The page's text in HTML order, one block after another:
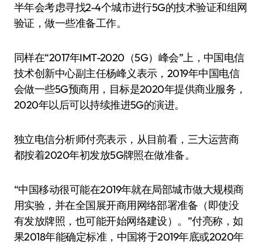
半年会考虑寻找2-4个城市进行5G的技术验证和组网
验证，做一些准备工作。
同样在“2017年IMT-2020（5G）峰会”上，中国电信
技术创新中心副主任杨峰义表示，2019年中国电信
会做一些5G预商用，目标是2020年提供商业服务，
2020年以后可以持续推进5G的演进。
独立电信分析师付亮表示，从目前看，三大运营商
都按着2020年初发放5G牌照在做准备。
“中国移动很可能在2019年就在局部城市做大规模商
用实验，并在全国展开商用网络部署准备（即使没
有发放牌照，也可能开始网络建设）。”付亮称，如
果2018年能确定标准，中国将于2019年底或2020年